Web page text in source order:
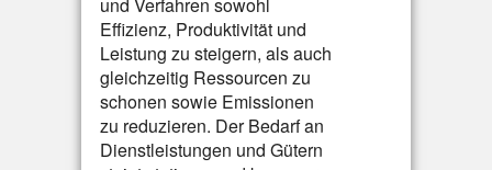
Effizienz, Produktivität und
Leistung zu steigern, als auch
gleichzeitig Ressourcen zu
schonen sowie Emissionen
zu reduzieren. Der Bedarf an
Dienstleistungen und Gütern